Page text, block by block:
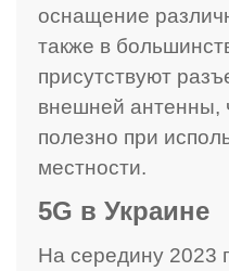
оснащение
также в
присутствуют
внешней антенны,
полезно при
местности.
5G в Украине
На середину 2023